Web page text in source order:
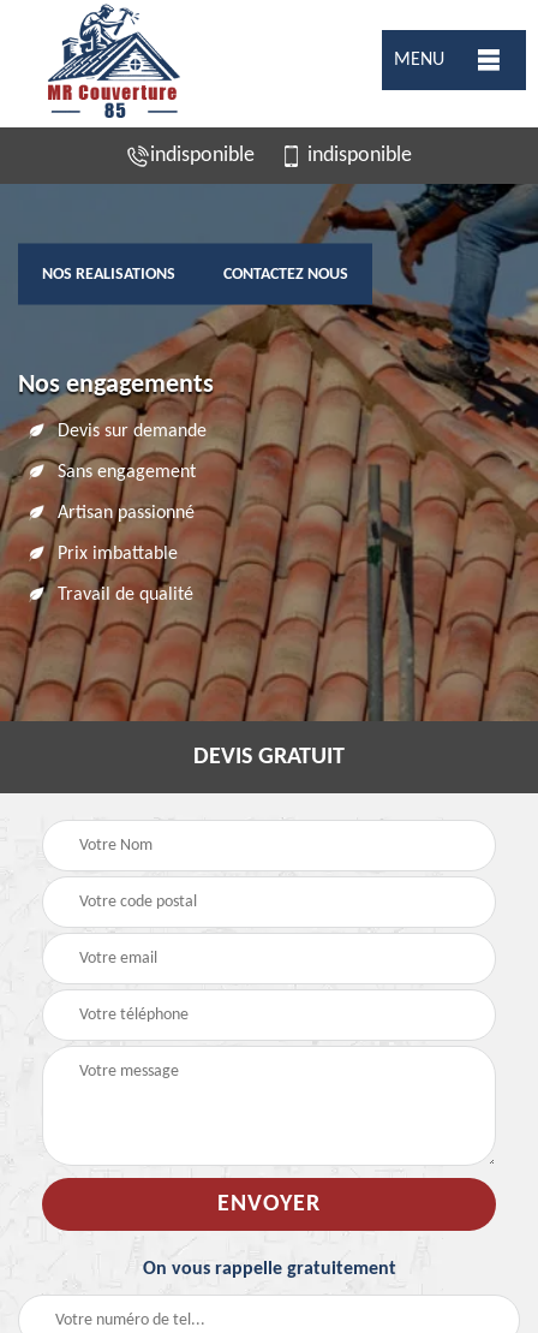
MENU
indisponible indisponible
NOS REALISATIONS CONTACTEZ NOUS
Nos engagements
Devis sur demande
Sans engagement
Artisan passionné
Prix imbattable
Travail de qualité
DEVIS GRATUIT
On vous rappelle gratuitement